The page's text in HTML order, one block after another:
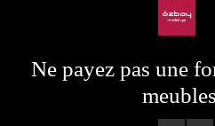
Ne payez pas une